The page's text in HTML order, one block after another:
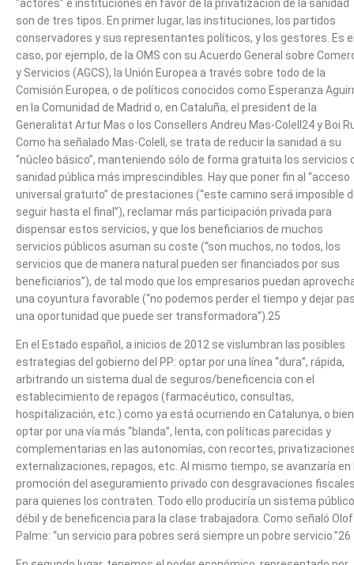
“actores” e instituciones en favor de la privatización de la sanidad
son de tres tipos. En primer lugar, las instituciones, los partidos
conservadores y sus representantes políticos, y los gestores. Es
caso, por ejemplo, de la OMS con su Acuerdo General sobre
y Servicios (AGCS), la Unión Europea a través sobre todo de la
Comisión Europea, o de políticos conocidos como Esperanza
en la Comunidad de Madrid o, en Cataluña, el president de la
Generalitat Artur Mas o los Consellers Andreu Mas-Colell24 y Boi
Como ha señalado Mas-Colell, se trata de reducir la sanidad a su
“núcleo básico”, manteniendo sólo de forma gratuita los servicios
sanidad pública más imprescindibles. Hay que poner fin al “acceso
universal gratuito” de prestaciones (“este camino será imposible
seguir hasta el final”), reclamar más participación privada para
dispensar estos servicios, y que los beneficiarios de muchos
servicios públicos asuman su coste (“son muchos, no todos, los
servicios que de manera natural pueden ser financiados por sus
beneficiarios”), de tal modo que los empresarios puedan
una coyuntura favorable (“no podemos perder el tiempo y dejar
una oportunidad que puede ser transformadora”).25
En el Estado español, a inicios de 2012 se vislumbran las posibles
estrategias del gobierno del PP: optar por una línea “dura”, rápida,
arbitrando un sistema dual de seguros/beneficencia con el
establecimiento de repagos (farmacéutico, consultas,
hospitalización, etc.) como ya está ocurriendo en Catalunya, o bien
optar por una vía más “blanda”, lenta, con políticas parecidas y
complementarias en las autonomías, con recortes,
externalizaciones, repagos, etc. Al mismo tiempo, se avanzaría en
promoción del aseguramiento privado con desgravaciones
para quienes los contraten. Todo ello produciría un sistema público
débil y de beneficencia para la clase trabajadora. Como señaló Olof
Palme: “un servicio para pobres será siempre un pobre servicio.”26